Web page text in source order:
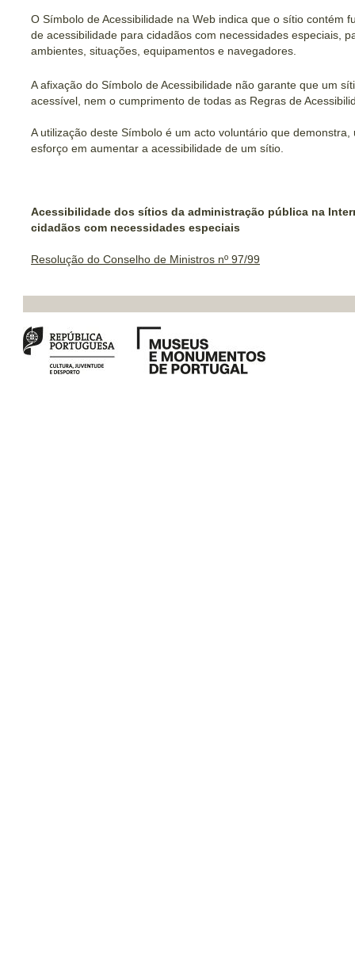
O Símbolo de Acessibilidade na Web indica que o sítio contém
de acessibilidade para cidadãos com necessidades especiais,
ambientes, situações, equipamentos e navegadores.
A afixação do Símbolo de Acessibilidade não garante que um
acessível, nem o cumprimento de todas as Regras de
A utilização deste Símbolo é um acto voluntário que demonstra,
esforço em aumentar a acessibilidade de um sítio.
Acessibilidade dos sítios da administração pública na
cidadãos com necessidades especiais
Resolução do Conselho de Ministros nº 97/99